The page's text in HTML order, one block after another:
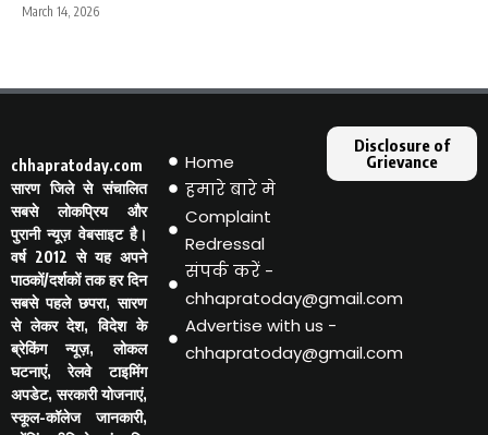
March 14, 2026
chhapratoday.com
सारण जिले से संचालित
सबसे लोकप्रिय और
पुरानी न्यूज़ वेबसाइट है।
वर्ष 2012 से यह अपने
पाठकों/दर्शकों तक हर दिन
सबसे पहले छपरा, सारण
से लेकर देश, विदेश के
ब्रेकिंग न्यूज़, लोकल
घटनाएं, रेलवे टाइमिंग
अपडेट, सरकारी योजनाएं,
स्कूल-कॉलेज जानकारी,
Home
हमारे बारे मे
Complaint
Redressal
संपर्क करें -
chhapratoday@gmail.com
Advertise with us -
chhapratoday@gmail.com
Disclosure of
Grievance